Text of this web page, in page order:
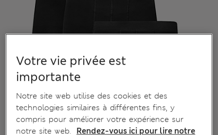
Votre vie privée est
importante
Notre site web utilise des cookies et des
technologies similaires à différentes fins, y
compris pour améliorer votre expérience sur
notre site web.
Rendez-vous ici pour lire notre